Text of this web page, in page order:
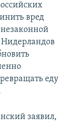
вред
еду
заявил,